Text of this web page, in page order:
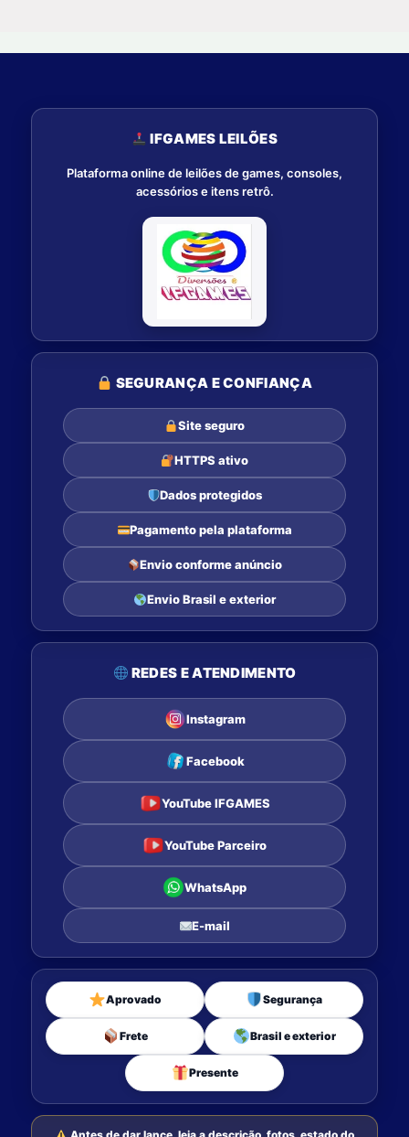
IFGAMES LEILÕES
Plataforma online de leilões de games, consoles,
acessórios e itens retrô.
SEGURANÇA E CONFIANÇA
Site seguro
HTTPS ativo
Dados protegidos
Pagamento pela plataforma
Envio conforme anúncio
Envio Brasil e exterior
REDES E ATENDIMENTO
Instagram
Facebook
YouTube IFGAMES
YouTube Parceiro
WhatsApp
E-mail
Aprovado Segurança
Frete Brasil e exterior
Presente